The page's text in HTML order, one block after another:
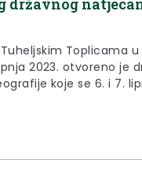
državnog
Toplicama u
2023. otvoreno je
koje se 6. i 7.
ovogodišnjeg